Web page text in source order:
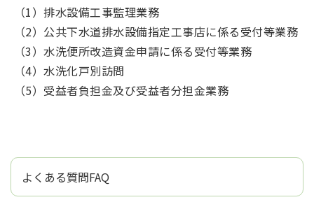
（1）排水設備工事監理業務
（2）公共下水道排水設備指定工事店に係る受付等業務
（3）水洗便所改造資金申請に係る受付等業務
（4）水洗化戸別訪問
（5）受益者負担金及び受益者分担金業務
よくある質問FAQ